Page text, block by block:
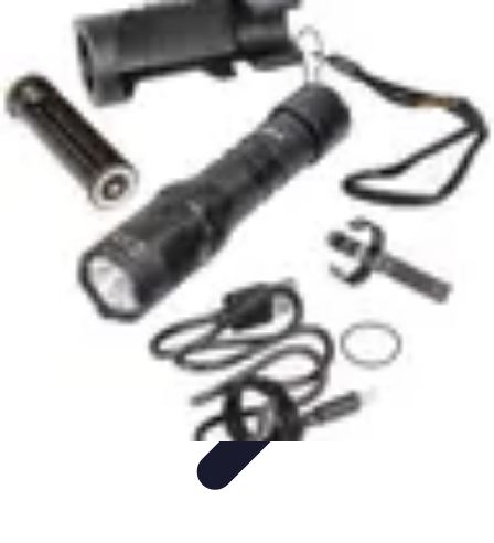
Trouver un Serrurier
Conseils pratiques
Choisir un serrurierRecherche de
Conseils et AstucesSécurité
Trouver un Serrurier